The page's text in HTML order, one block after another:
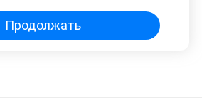
сверхдержавы
Продолжать